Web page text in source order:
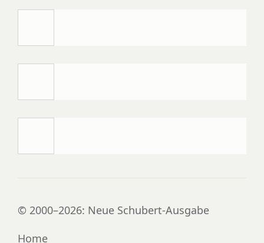
© 2000–2026: Neue Schubert-Ausgabe
Home